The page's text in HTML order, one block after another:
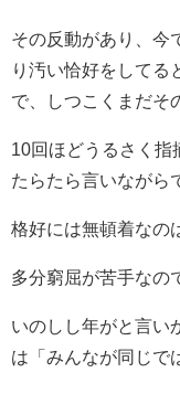
その反動があり、今
り汚い恰好をしてる
で、しつこくまだそ
10回ほどうるさく指
たらたら言いながら
格好には無頓着なの
多分窮屈が苦手なの
いのしし年がと言い
は「みんなが同じで